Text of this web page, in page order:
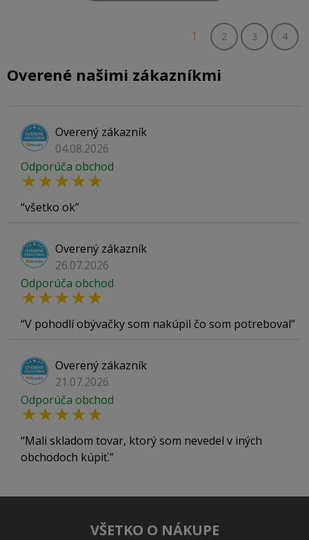
1 2 3 4
Overené našimi zákazníkmi
Overený zákazník
04.08.2026
Odporúča obchod
všetko ok
Overený zákazník
26.07.2026
Odporúča obchod
V pohodlí obývačky som nakúpil čo som potreboval
Overený zákazník
21.07.2026
Odporúča obchod
Mali skladom tovar, ktorý som nevedel v iných
obchodoch kúpiť.
VŠETKO O NÁKUPE